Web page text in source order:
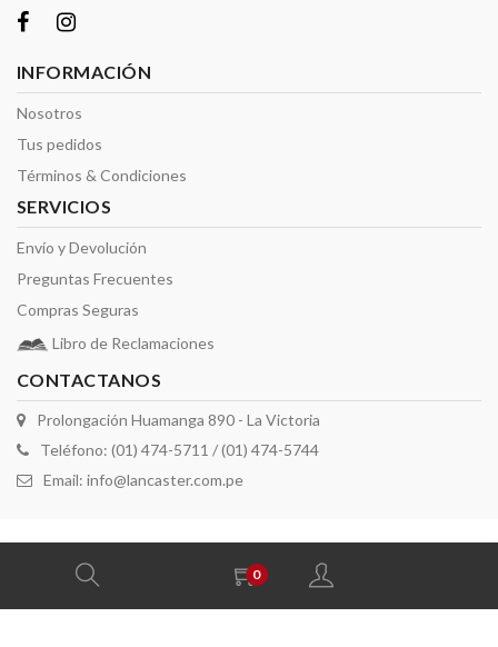
0
INFORMACIÓN
Nosotros
Tus pedidos
Términos & Condiciones
SERVICIOS
Envío y Devolución
Preguntas Frecuentes
Compras Seguras
Libro de Reclamaciones
CONTACTANOS
Prolongación Huamanga 890 - La Victoria
Teléfono: (01) 474-5711 / (01) 474-5744
Email: info@lancaster.com.pe